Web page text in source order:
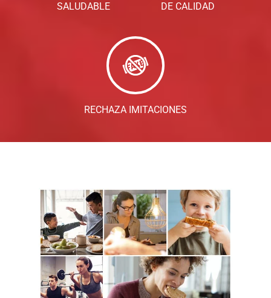
SALUDABLE
DE CALIDAD
RECHAZA IMITACIONES